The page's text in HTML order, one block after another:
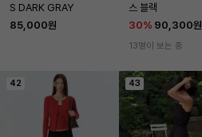
S DARK GRAY
85,000원
스 블랙
30% 90,300원
13명이 보는 중
42 43